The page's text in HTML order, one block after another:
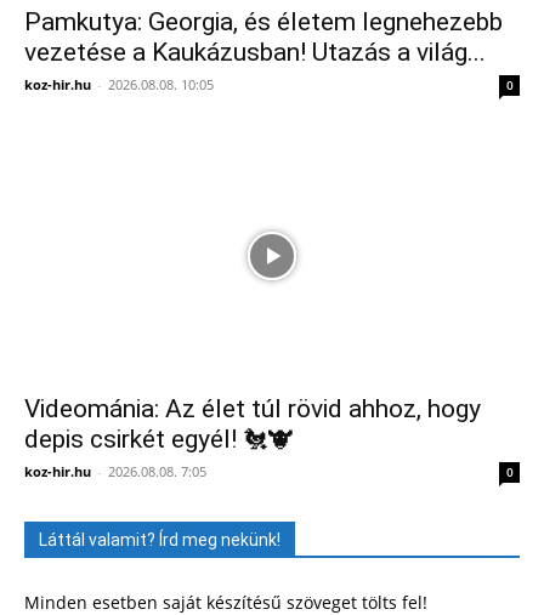
Pamkutya: Georgia, és életem legnehezebb
vezetése a Kaukázusban! Utazás a világ...
koz-hir.hu - 2026.08.08. 10:05 0
Videománia: Az élet túl rövid ahhoz, hogy
depis csirkét egyél! 🐔🐮
koz-hir.hu - 2026.08.08. 7:05 0
Láttál valamit? Írd meg nekünk!
Minden esetben saját készítésű szöveget tölts fel!